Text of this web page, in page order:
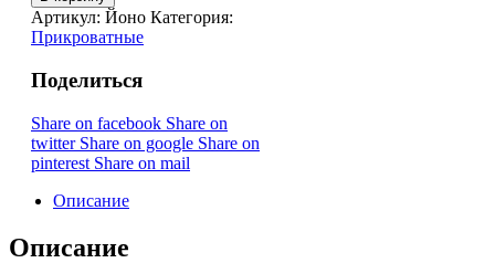
Артикул: Йоно Категория:
Прикроватные
Поделиться
Share on facebook Share on
twitter Share on google Share on
pinterest Share on mail
Описание
Описание